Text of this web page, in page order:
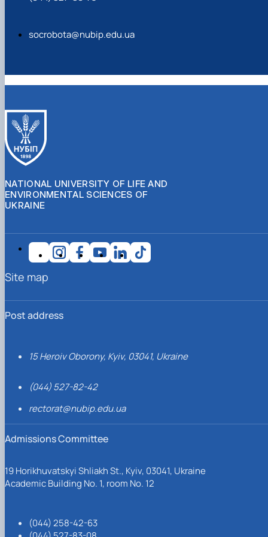
socrobota@nubip.edu.ua
NATIONAL UNIVERSITY OF LIFE AND
ENVIRONMENTAL SCIENCES OF
UKRAINE
Post address
15 Heroiv Oborony, Kyiv, 03041, Ukraine
(044) 527-82-42
rectorat@nubip.edu.ua
Admissions Committee
19 Horikhuvatskyi Shliakh St., Kyiv, 03041, Ukraine
Academic Building No. 1, room No. 12
(044) 258-42-63
Site map